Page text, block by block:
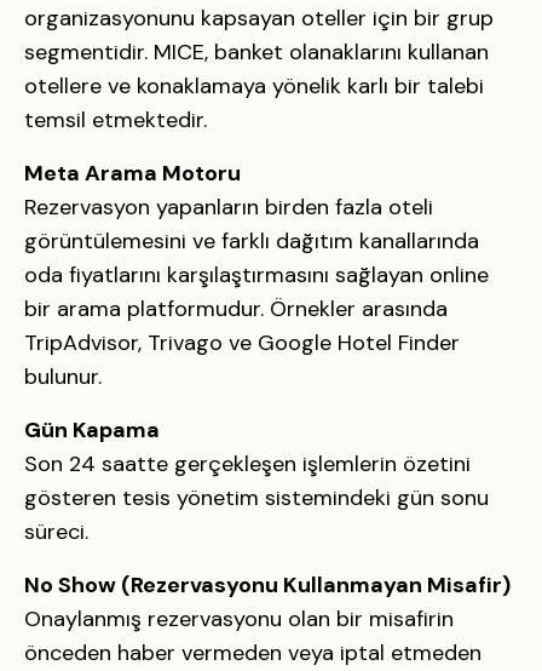
organizasyonunu kapsayan oteller için bir grup
segmentidir. MICE, banket olanaklarını kullanan
otellere ve konaklamaya yönelik karlı bir talebi
temsil etmektedir.
Meta Arama Motoru
Rezervasyon yapanların birden fazla oteli
görüntülemesini ve farklı dağıtım kanallarında
oda fiyatlarını karşılaştırmasını sağlayan online
bir arama platformudur. Örnekler arasında
TripAdvisor, Trivago ve Google Hotel Finder
bulunur.
Gün Kapama
Son 24 saatte gerçekleşen işlemlerin özetini
gösteren tesis yönetim sistemindeki gün sonu
süreci.
No Show (Rezervasyonu Kullanmayan Misafir)
Onaylanmış rezervasyonu olan bir misafirin
önceden haber vermeden veya iptal etmeden